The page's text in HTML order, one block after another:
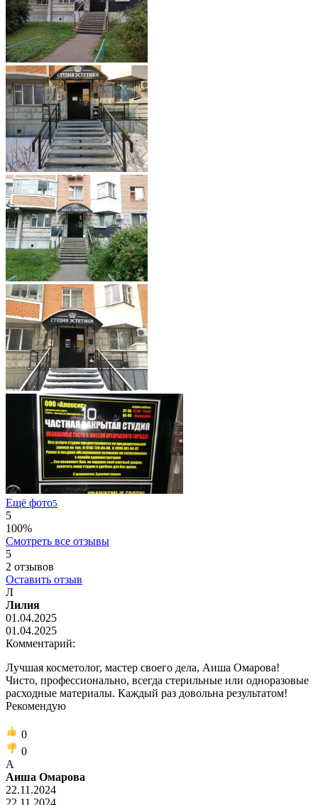
Ещё фото5
5
100%
Смотреть все отзывы
5
2 отзывов
Оставить отзыв
Л
Лилия
01.04.2025
01.04.2025
Комментарий:
Лучшая косметолог, мастер своего дела, Аиша Омарова!
Чисто, профессионально, всегда стерильные или одноразовые
расходные материалы. Каждый раз довольна результатом!
Рекомендую
0
0
А
Аиша Омарова
22.11.2024
22.11.2024